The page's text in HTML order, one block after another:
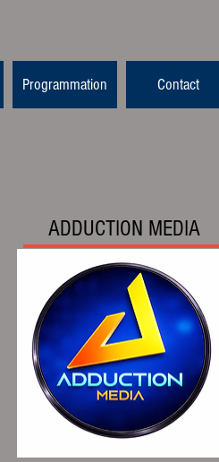
Programmation Contact
ADDUCTION MEDIA